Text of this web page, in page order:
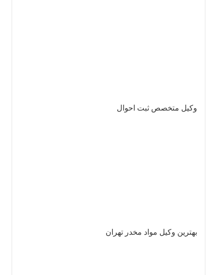
وکیل متخصص ثبت احوال
بهترین وکیل مواد مخدر تهران